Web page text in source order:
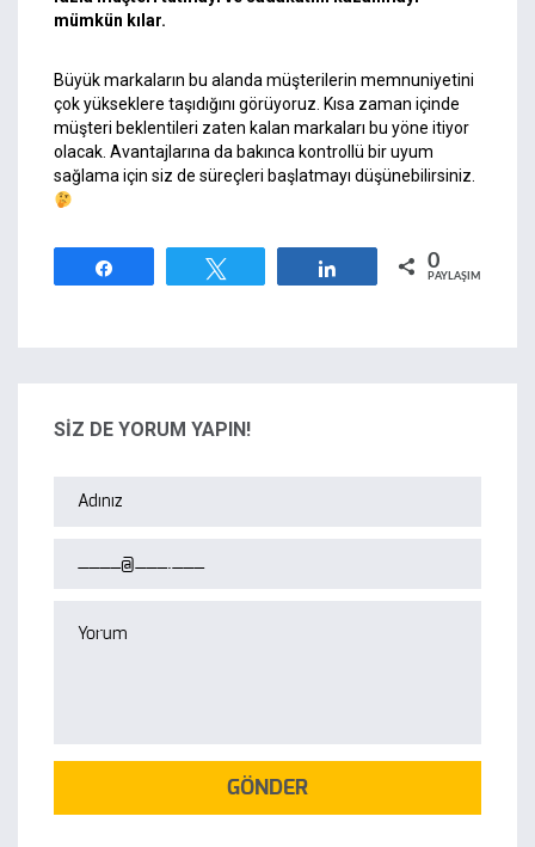
mümkün kılar.
Büyük markaların bu alanda müşterilerin memnuniyetini
çok yükseklere taşıdığını görüyoruz. Kısa zaman içinde
müşteri beklentileri zaten kalan markaları bu yöne itiyor
olacak. Avantajlarına da bakınca kontrollü bir uyum
sağlama için siz de süreçleri başlatmayı düşünebilirsiniz.
0
PAYLAŞIMLAR
SİZ DE YORUM YAPIN!
GÖNDER